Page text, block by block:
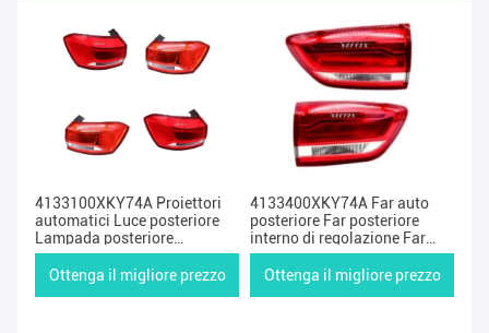
4133100XKY74A Proiettori
automatici Luce posteriore
Lampada posteriore
Associazione di luci
posteriori esterne per la
Ottenga il migliore prezzo
4133400XKY74A Far auto
posteriore Far posteriore
interno di regolazione Far
auto per Hover F5
Ottenga il migliore prezzo